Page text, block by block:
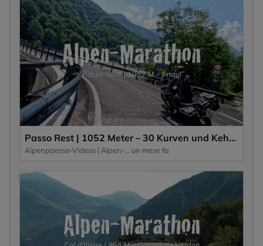
Passo Rest | 1052 Meter – 30 Kurven und Kehren und eine schmale Straße zeichnen diesen Alpenpass aus.
Alpenpaesse-Videos | Alpen-Marathon un mese fa